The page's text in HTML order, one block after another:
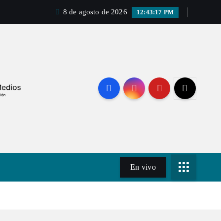
8 de agosto de 2026 12:43:18 PM
En vivo